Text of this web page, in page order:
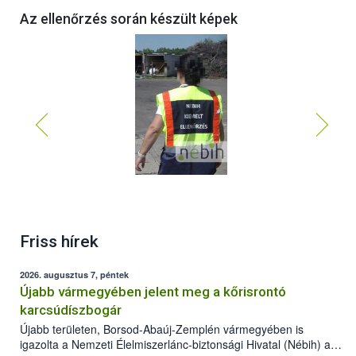
Az ellenőrzés során készült képek
Friss hírek
2026. augusztus 7, péntek
Újabb vármegyében jelent meg a kőrisrontó
karcsúdíszbogár
Újabb területen, Borsod-Abaúj-Zemplén vármegyében is
igazolta a Nemzeti Élelmiszerlánc-biztonsági Hivatal (Nébih) a